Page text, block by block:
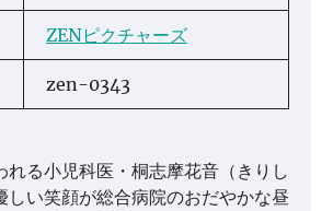
ZENピクチャーズ
zen-0343
れる小児科医・桐志摩花音（きりし
しい笑顔が総合病院のおだやかな昼